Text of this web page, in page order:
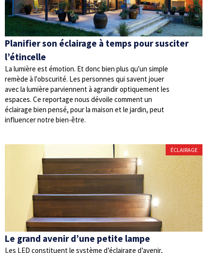
Planifier son éclairage à temps pour susciter
l’étincelle
La lumière est émotion. Et donc bien plus qu'un simple
remède à l'obscurité. Les personnes qui savent jouer
avec la lumière parviennent à agrandir optiquement les
espaces. Ce reportage nous dévoile comment un
éclairage bien pensé, pour la maison et le jardin, peut
influencer notre bien-être.
ÉCLAIRAGE
Le grand avenir d’une petite lampe
Les LED constituent le système d’éclairage d’avenir,